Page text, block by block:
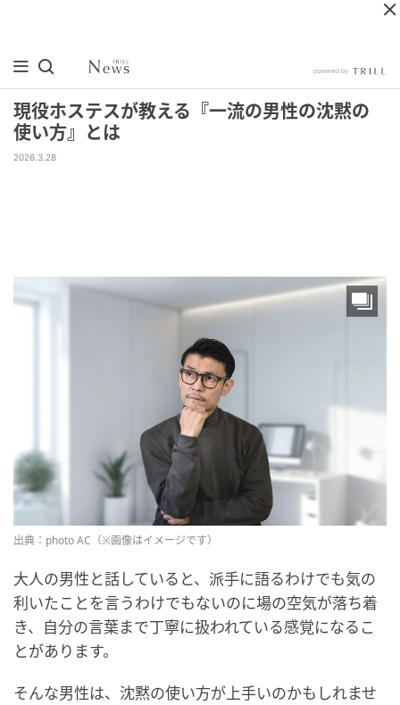
現役ホステスが教える『一流の男性の沈黙の
使い方』とは
2026.3.28
出典：photo AC（※画像はイメージです）
大人の男性と話していると、派手に語るわけでも気の
利いたことを言うわけでもないのに場の空気が落ち着
き、自分の言葉まで丁寧に扱われている感覚になるこ
とがあります。
そんな男性は、沈黙の使い方が上手いのかもしれませ